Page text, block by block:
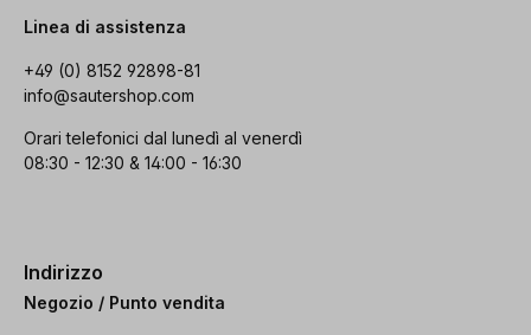
Linea di assistenza
+49 (0) 8152 92898-81
info@sautershop.com
Orari telefonici dal lunedì al venerdì
08:30 - 12:30 & 14:00 - 16:30
Indirizzo
Negozio / Punto vendita